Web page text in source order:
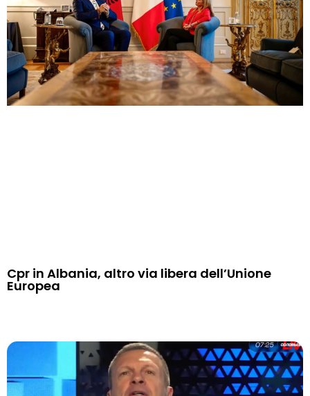
Cpr in Albania, altro via libera dell’Unione
Europea